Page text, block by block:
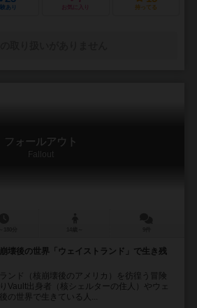
あり お気に入り 持ってる
フォールアウト
Fallout
壊後の世界「ウェイストランド」で生き残
ンド（核崩壊後のアメリカ）を彷徨う冒険
Vault出身者（核シェルターの住人）やウェ
の世界で生きている人...